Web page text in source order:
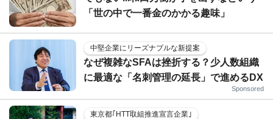
「世の中で一番金のかかる趣味」
中堅企業にリーズナブルな新提案
なぜ複雑なSFAは挫折する？少人数組織
に最適な「名刺管理の延長」で進めるDX
Sponsored
東京都｢HTT取組推進宣言企業｣